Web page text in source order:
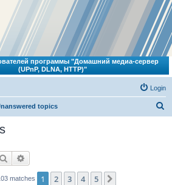
программы "Домашний медиа-сервер
(UPnP, DLNA, HTTP)"
Login
topics
Search
matches 1 2 3 4 5